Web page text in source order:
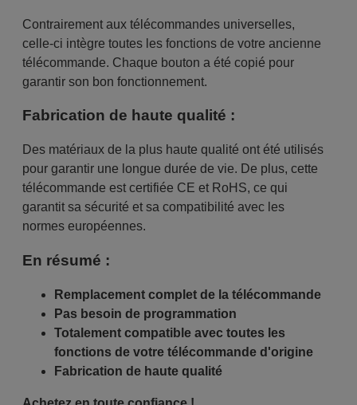
Contrairement aux télécommandes universelles,
celle-ci intègre toutes les fonctions de votre ancienne
télécommande. Chaque bouton a été copié pour
garantir son bon fonctionnement.
Fabrication de haute qualité :
Des matériaux de la plus haute qualité ont été utilisés
pour garantir une longue durée de vie. De plus, cette
télécommande est certifiée CE et RoHS, ce qui
garantit sa sécurité et sa compatibilité avec les
normes européennes.
En résumé :
Remplacement complet de la télécommande
Pas besoin de programmation
Totalement compatible avec toutes les
fonctions de votre télécommande d'origine
Fabrication de haute qualité